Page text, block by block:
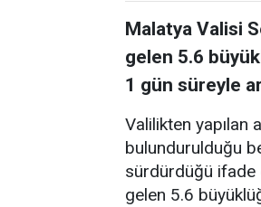
Malatya Valisi
gelen 5.6
1 gün süreyle
Valilikten yapılan
bulundurulduğu
sürdürdüğü ifade
gelen 5.6